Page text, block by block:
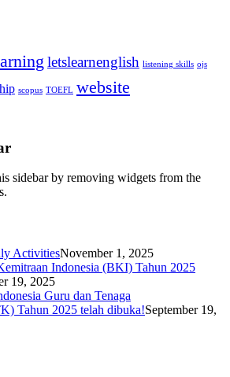
letslearnenglish listening skills ojs
scopus TOEFL website
sidebar by removing widgets from the
ActivitiesNovember 1, 2025
Indonesia (BKI) Tahun 2025
19, 2025
Guru dan Tenaga
Tahun 2025 telah dibuka!September 19,